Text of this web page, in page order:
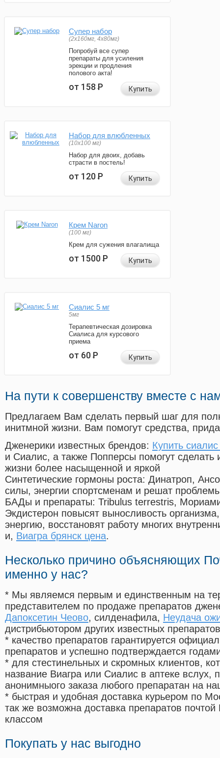
Супер набор
(2х160мг, 4х80мг)
Попробуй все супер
препараты для усиления
эрекции и продления
полового акта!
от 158Р Купить
Набор для влюбленных
(10х100 мг)
Набор для двоих, добавь
страсти в постель!
от 120Р Купить
Крем Naron
(100 мг)
Крем для сужения влагалища
от 1500Р Купить
Сиалис 5 мг
5мг
Терапевтическая дозировка
Сиалиса для курсового
приема
от 60Р Купить
На пути к совершенству вместе с
Предлагаем Вам сделать первый шаг для
инитмной жизни. Вам помогут средства,
Дженерики известных брендов: Купить
и Сиалис, а также Попперсы помогут
жизни более насыщенной и яркой
Синтетические гормоны роста: Динатроп,
силы, энергии спортсменам и решат
БАДы и препараты: Tribulus terrestris,
Экдистерон повысят выносливость
энергию, восстановят работу многих
и, Виагра брянск цена.
Несколько причино объясняющих
именно у нас?
* Мы являемся первым и единственным на
представителем по продаже препаратов
Дапоксетин Чеово, силденафила, Неудача
дистрибьютором других известных препаратов
* качество препаратов гарантируется
препаратов и успешно подтверждается
* для стестинельных и скромных клиентов,
название Виагра или Сиалис в аптеке вслух,
анонимныого заказа любого препаратан на
* быстрая и удобная доставка курьером по
так же возможна доставка препаратов
классом
Покупать у нас выгодно